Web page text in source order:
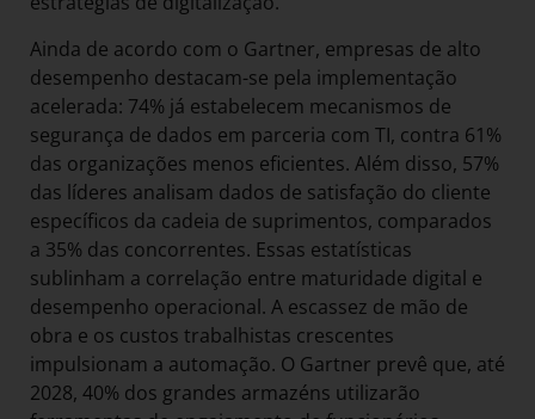
Ainda de acordo com o Gartner, empresas de alto
desempenho destacam-se pela implementação
acelerada: 74% já estabelecem mecanismos de
segurança de dados em parceria com TI, contra 61%
das organizações menos eficientes. Além disso, 57%
das líderes analisam dados de satisfação do cliente
específicos da cadeia de suprimentos, comparados
a 35% das concorrentes. Essas estatísticas
sublinham a correlação entre maturidade digital e
desempenho operacional. A escassez de mão de
obra e os custos trabalhistas crescentes
impulsionam a automação. O Gartner prevê que, até
2028, 40% dos grandes armazéns utilizarão